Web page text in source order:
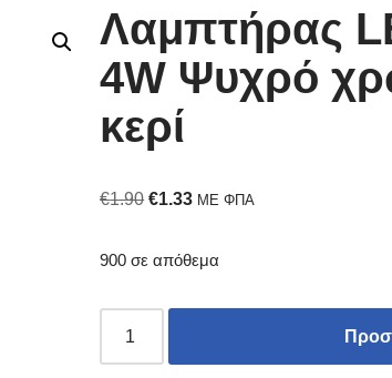
Λαμπτήρας
4W Ψυχρό
κερί
€1.90 €1.33 ΜΕ ΦΠΑ
900 σε απόθεμα